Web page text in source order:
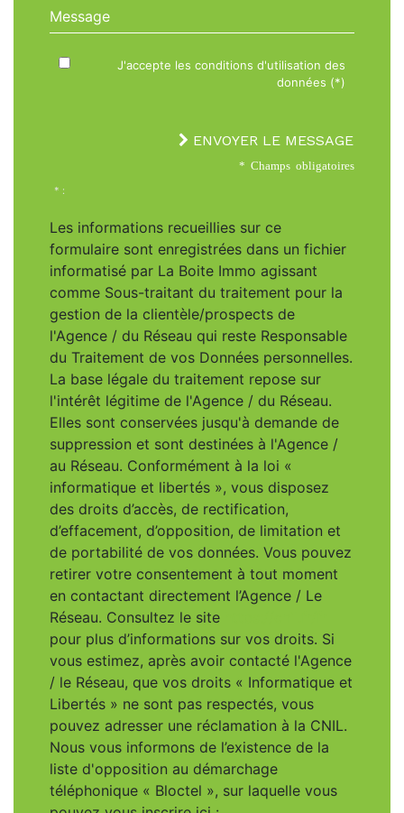
Message
J'accepte les conditions d'utilisation des
données (*)
ENVOYER LE MESSAGE
* Champs obligatoires
* :
Les informations recueillies sur ce
formulaire sont enregistrées dans un fichier
informatisé par La Boite Immo agissant
comme Sous-traitant du traitement pour la
gestion de la clientèle/prospects de
l'Agence / du Réseau qui reste Responsable
du Traitement de vos Données personnelles.
La base légale du traitement repose sur
l'intérêt légitime de l'Agence / du Réseau.
Elles sont conservées jusqu'à demande de
suppression et sont destinées à l'Agence /
au Réseau. Conformément à la loi «
informatique et libertés », vous disposez
des droits d’accès, de rectification,
d’effacement, d’opposition, de limitation et
de portabilité de vos données. Vous pouvez
retirer votre consentement à tout moment
en contactant directement l’Agence / Le
Réseau. Consultez le site
pour plus d’informations sur vos droits. Si
vous estimez, après avoir contacté l'Agence
/ le Réseau, que vos droits « Informatique et
Libertés » ne sont pas respectés, vous
pouvez adresser une réclamation à la CNIL.
Nous vous informons de l’existence de la
liste d'opposition au démarchage
téléphonique « Bloctel », sur laquelle vous